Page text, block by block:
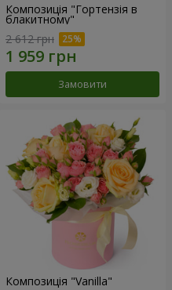
Композиція "Гортензія в
блакитному"
2 612 грн
Замовити
Композиція "Vanilla"